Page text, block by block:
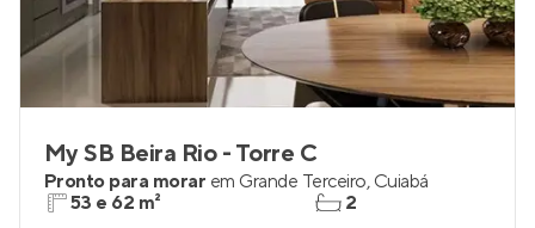
My SB Beira Rio - Torre C
Pronto para morar em Grande Terceiro, Cuiabá
53 e 62 m²
2